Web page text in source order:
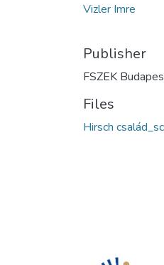
Vizler Imre
Publisher
FSZEK
Files
Hirsch